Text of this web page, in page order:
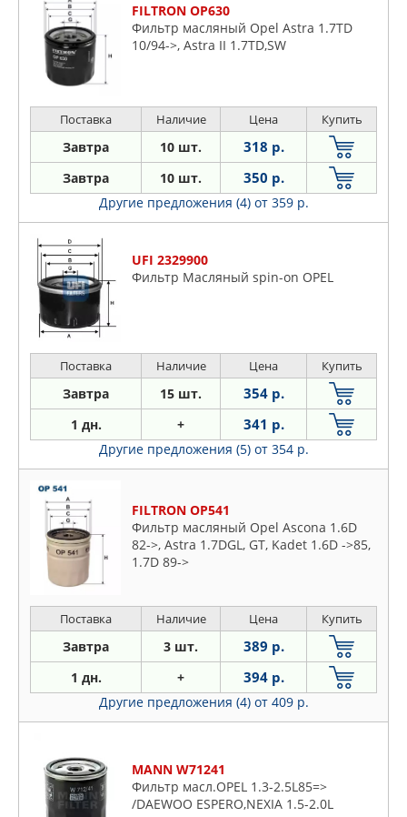
FILTRON OP630
Фильтр масляный Opel Astra 1.7TD
10/94->, Astra II 1.7TD,SW
Поставка Наличие Цена Купить
Завтра 10 шт. 318 р.
Завтра 10 шт. 350 р.
Другие предложения (4) от 359 р.
UFI 2329900
Фильтр Масляный spin-on OPEL
Поставка Наличие Цена Купить
Завтра 15 шт. 354 р.
1 дн. + 341 р.
Другие предложения (5) от 354 р.
FILTRON OP541
Фильтр масляный Opel Ascona 1.6D
82->, Astra 1.7DGL, GT, Kadet 1.6D ->85,
1.7D 89->
Поставка Наличие Цена Купить
Завтра 3 шт. 389 р.
1 дн. + 394 р.
Другие предложения (4) от 409 р.
MANN W71241
Фильтр масл.OPEL 1.3-2.5L85=>
/DAEWOO ESPERO,NEXIA 1.5-2.0L